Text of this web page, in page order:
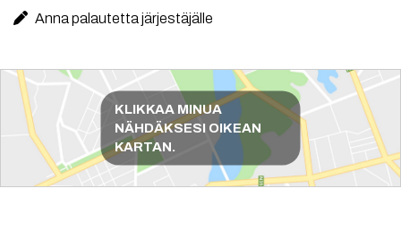
Anna palautetta järjestäjälle
Reittiohjeet
KLIKKAA MINUA
NÄHDÄKSESI OIKEAN
KARTAN.